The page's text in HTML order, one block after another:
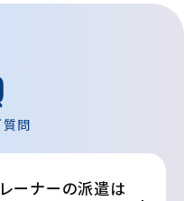
問
ーナーの派遣は